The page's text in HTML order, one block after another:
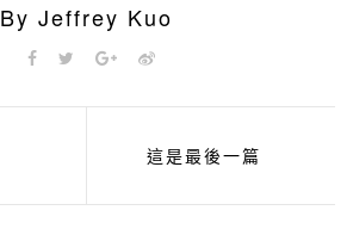
By Jeffrey Kuo
這是最後一篇